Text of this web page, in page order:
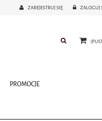
ZAREJESTRUJ SIĘ ZALOGUJ
PROMOCJE